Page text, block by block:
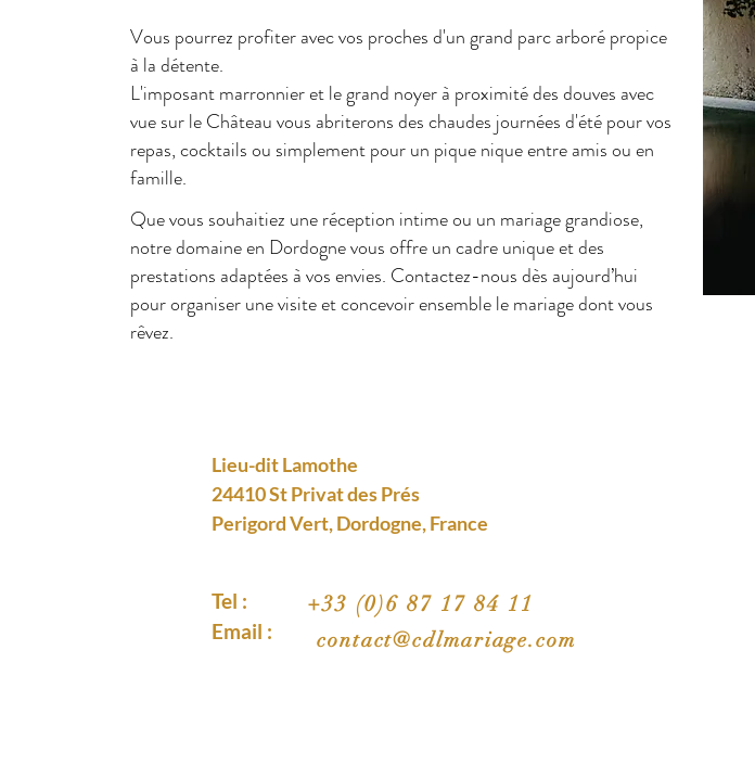
Vous pourrez profiter avec vos proches d'un grand parc arboré propice
à la détente.
L'imposant marronnier et le grand noyer à proximité des douves avec
vue sur le Château vous abriterons des chaudes journées d'été pour vos
repas, cocktails ou simplement pour un pique nique entre amis ou en
famille.
Que vous souhaitiez une réception intime ou un mariage grandiose,
notre domaine en Dordogne vous offre un cadre unique et des
prestations adaptées à vos envies. Contactez-nous dès aujourd’hui
pour organiser une visite et concevoir ensemble le mariage dont vous
rêvez.
Lieu-dit Lamothe
24410 St Privat des Prés
Perigord Vert, Dordogne, France
Tel :
Email :
+33 (0)6 87 17 84 11
contact@cdlmariage.com